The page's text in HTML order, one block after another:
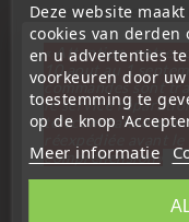
model (neem contact
wilt)
Voor
elektronica moet
Deze website
cookies van
en u advertenties
voorkeuren door
toestemming te
op de knop
Meer informatie
« Attention, notre
10 aout au 1
commandes sont
le service
télécommande
compréhension»